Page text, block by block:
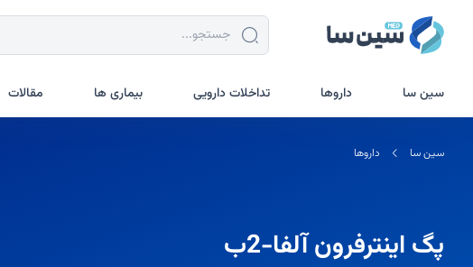
جستجو در سین سا
سین سا داروها تداخلات دارویی بیماری ها مقالات
سین سا داروها
پگ اینترفرون آلفا-2ب